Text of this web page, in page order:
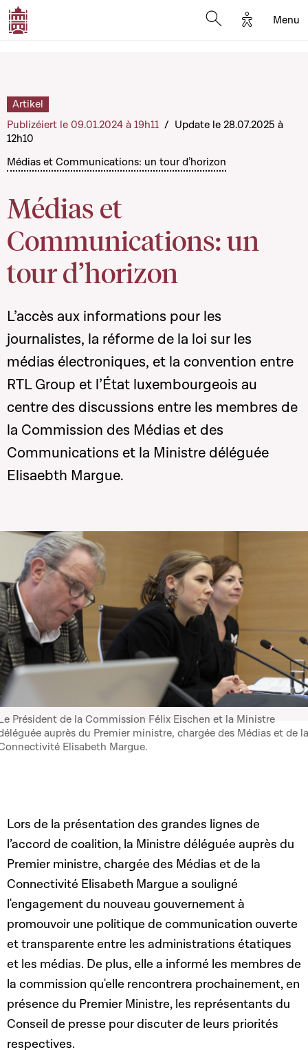
Options
Menu
Médias et Communications: un tour d’horizon
Médias et
Communications: un
tour d’horizon
Artikel
Publizéiert le 09.01.2024 à 19h11 / Update le 28.07.2025 à
12h10
L’accès aux informations pour les
journalistes, la réforme de la loi sur les
médias électroniques, et la convention entre
RTL Group et l’État luxembourgeois au
centre des discussions entre les membres de
la Commission des Médias et des
Communications et la Ministre déléguée
Elisaebth Margue.
Président de la Commission Félix Eischen et la Ministre
auprès du Premier ministre, chargée des Médias et de la
Elisabeth Margue.
Lors de la présentation des grandes lignes de
l’accord de coalition, la Ministre déléguée auprès du
Premier ministre, chargée des Médias et de la
Connectivité Elisabeth Margue a souligné
l'engagement du nouveau gouvernement à
promouvoir une politique de communication ouverte
et transparente entre les administrations étatiques
et les médias. De plus, elle a informé les membres de
la commission qu'elle rencontrera prochainement, en
présence du Premier Ministre, les représentants du
Conseil de presse pour discuter de leurs priorités
respectives.